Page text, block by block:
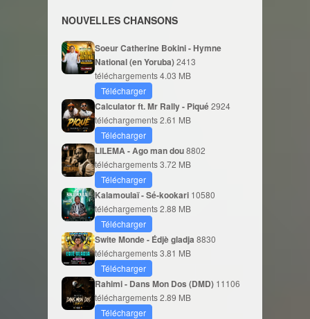
NOUVELLES CHANSONS
Soeur Catherine Bokini - Hymne
National (en Yoruba)2413
téléchargements4.03 MB
Télécharger
Calculator ft. Mr Rally - Piqué2924
téléchargements2.61 MB
Télécharger
LILEMA - Ago man dou8802
téléchargements3.72 MB
Télécharger
Kalamoulaï - Sé-kookari 10580
téléchargements2.88 MB
Télécharger
Swite Monde - Édjè gladja 8830
téléchargements3.81 MB
Télécharger
Rahimi - Dans Mon Dos (DMD) 11106
téléchargements2.89 MB
Télécharger